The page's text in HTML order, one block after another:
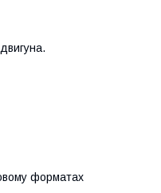
форматах